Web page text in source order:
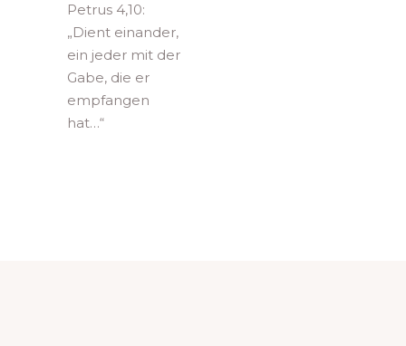
Petrus 4,10:
„Dient einander,
ein jeder mit der
Gabe, die er
empfangen
hat…“